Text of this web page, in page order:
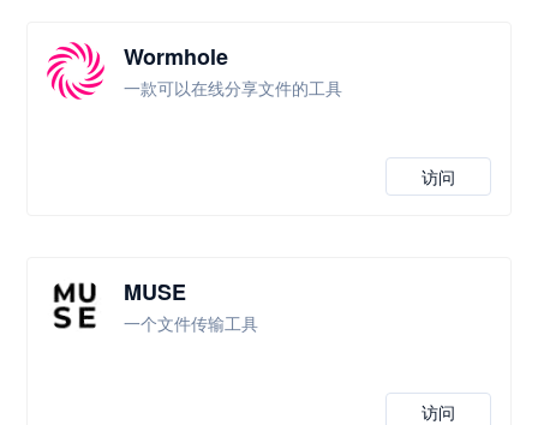
Wormhole
一款可以在线分享文件的工具
访问
MUSE
一个文件传输工具
访问